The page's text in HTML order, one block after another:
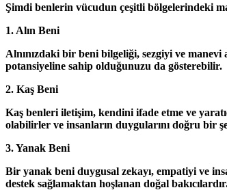
Şimdi benlerin vücudun çeşitli bölgelerindeki
1. Alın Beni
Alnınızdaki bir beni bilgeliği, sezgiyi ve
potansiyeline sahip olduğunuzu da gösterebilir.
2. Kaş Beni
Kaş benleri iletişim, kendini ifade etme ve
olabilirler ve insanların duygularını doğru bir
3. Yanak Beni
Bir yanak beni duygusal zekayı, empatiyi ve
destek sağlamaktan hoşlanan doğal